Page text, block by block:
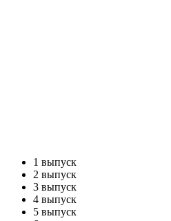
1 выпуск
2 выпуск
3 выпуск
4 выпуск
5 выпуск